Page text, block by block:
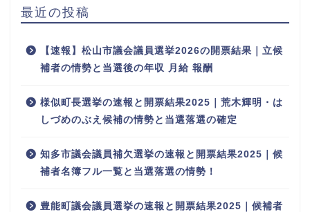
最近の投稿
【速報】松山市議会議員選挙2026の開票結果｜立候
補者の情勢と当選後の年収 月給 報酬
様似町長選挙の速報と開票結果2025｜荒木輝明・は
しづめのぶえ候補の情勢と当選落選の確定
知多市議会議員補欠選挙の速報と開票結果2025｜候
補者名簿フル一覧と当選落選の情勢！
豊能町議会議員選挙の速報と開票結果2025｜候補者